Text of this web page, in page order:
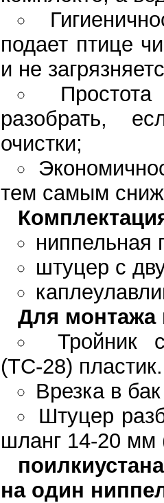
подает птице
и не
разобрать,
очистки;
тем самым
ниппельная
штуцер с
Для монтажа
Тройник
(ТС-28) пластик.
Врезка в
Штуцер
шланг 14-20 мм
на один